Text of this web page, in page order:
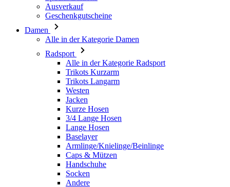
Radsport
Alle in der Kategorie Radsport
Trikots Langarm
Westen
Jacken
Kurze Hosen
3/4 Lange Hosen
Lange Hosen
Baselayer
Armlinge/Knielinge/Beinlinge
Caps & Mützen
Handschuhe
Socken
Andere
Freizeitbekleidung
Alle in der Kategorie Freizeitbekleidung
T-Shirts
Hoodie